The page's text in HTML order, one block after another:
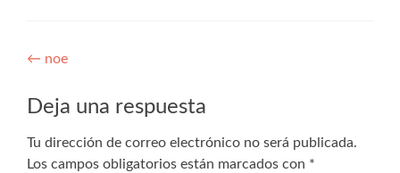
← noe
Deja una respuesta
Tu dirección de correo electrónico no será publicada.
Los campos obligatorios están marcados con *